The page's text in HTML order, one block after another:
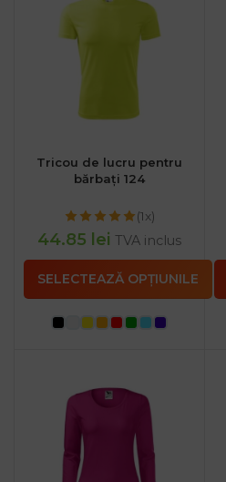
Tricou de lucru pentru
bărbați 124
(1x)
44.85 lei TVA inclus
SELECTEAZĂ OPȚIUNILE